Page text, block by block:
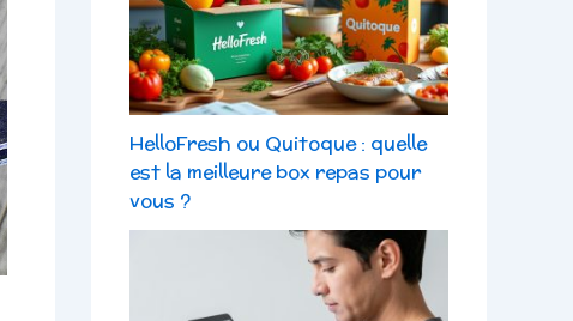
HelloFresh ou Quitoque : quelle
est la meilleure box repas pour
vous ?